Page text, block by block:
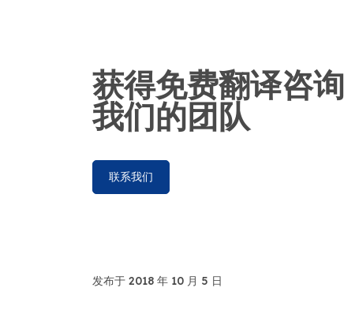
获得免费翻译咨询
我们的团队
联系我们
发布于 2018 年 10 月 5 日